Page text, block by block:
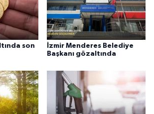
son
İzmir Menderes Belediye
Başkanı gözaltında